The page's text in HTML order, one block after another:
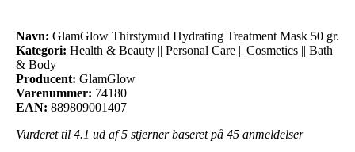
Navn: GlamGlow Thirstymud Hydrating Treatment Mask 50 gr.
Kategori: Health & Beauty || Personal Care || Cosmetics || Bath
& Body
Producent: GlamGlow
Varenummer: 74180
EAN: 889809001407
Vurderet til 4.1 ud af 5 stjerner baseret på 45 anmeldelser